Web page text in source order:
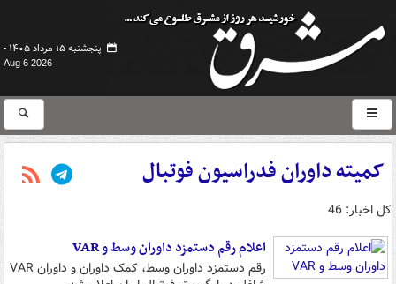
پنجشنبه ۱۵ مرداد ۱۴۰۵ -
Aug 6 2026
کمیته داوران فدراسیون فوتبال
کل اخبار: 46
اعلام رقم دستمزد داوران وسط و VAR
رقم دستمزد داوران وسط، کمک داوران و داوران VAR